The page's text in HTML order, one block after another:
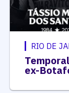
RIO DE
ex-